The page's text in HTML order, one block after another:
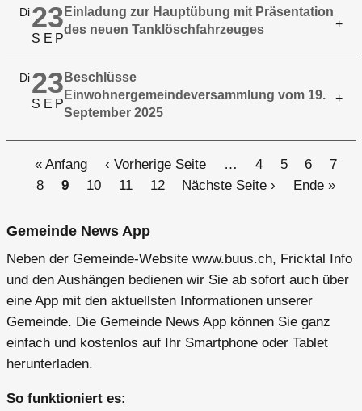
Di23
S E P
Einladung zur Hauptübung mit Präsentation
des neuen Tanklöschfahrzeuges
Di23
S E P
Beschlüsse
Einwohnergemeindeversammlung vom 19.
September 2025
Seitennummerierung
Erste
Seite
« Anfang
Vorherige
Seite
‹ Vorherige Seite … Seite
4 Seite
5 Seite
6 Seite
7
8
Aktuelle
9 Seite
10 Seite
11 Seite
12
Nächste
Nächste Seite ›
Letzte
Ende »
Gemeinde News App
Neben der Gemeinde-Website www.buus.ch, Fricktal Info
und den Aushängen bedienen wir Sie ab sofort auch über
eine App mit den aktuellsten Informationen unserer
Gemeinde. Die Gemeinde News App können Sie ganz
einfach und kostenlos auf Ihr Smartphone oder Tablet
herunterladen.
So funktioniert es: